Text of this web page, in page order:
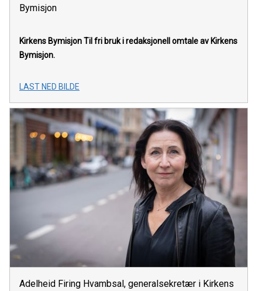
Bymisjon
Kirkens BymisjonTil fri bruk i redaksjonell omtale av Kirkens
Bymisjon.
LAST NED BILDE
Adelheid Firing Hvambsal, generalsekretær i Kirkens